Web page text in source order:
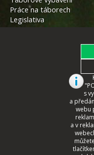
Práce na táborech
Legislativa
s
a
webu
a v